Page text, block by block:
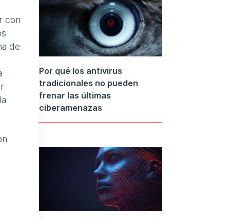
con
de
Por qué los antivirus
tradicionales no pueden
frenar las últimas
ciberamenazas